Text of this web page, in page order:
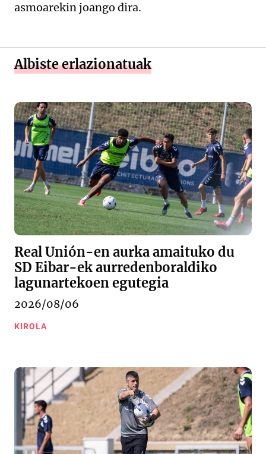
asmoarekin joango dira.
Albiste erlazionatuak
Real Unión-en aurka amaituko du
SD Eibar-ek aurredenboraldiko
lagunartekoen egutegia
2026/08/06
KIROLA